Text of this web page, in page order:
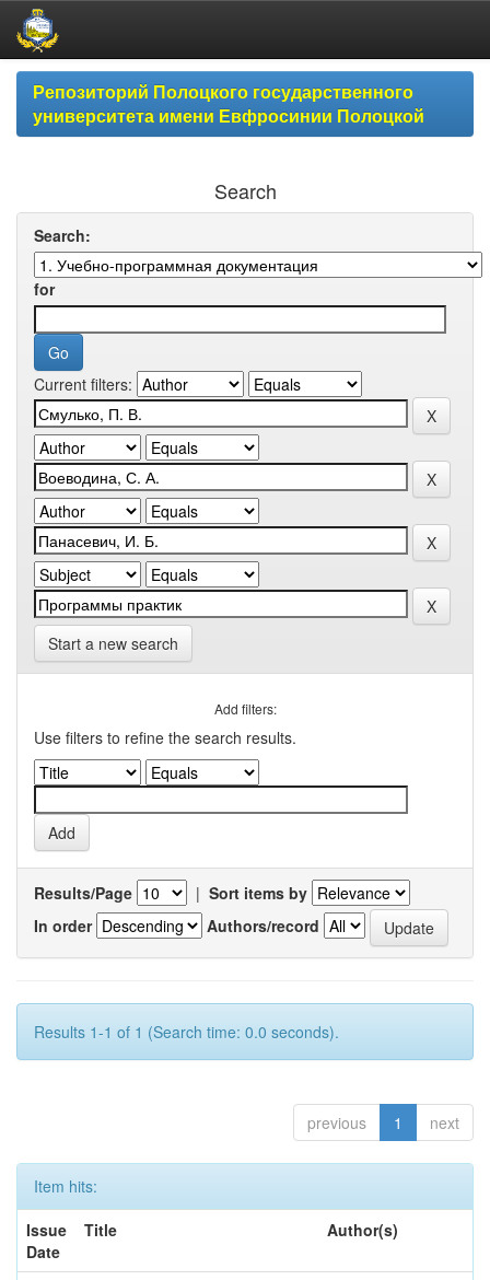
Skip
navigationРепозиторий Полоцкого государственного
университета имени Евфросинии Полоцкой
Search
Search:
for
Current filters:
Start a new search
Add filters:
Use filters to refine the search results.
Results/Page | Sort items by
In order
Authors/record
Results 1-1 of 1 (Search time: 0.0 seconds).
previous 1 next
Item hits:
Issue
Date
Title Author(s)